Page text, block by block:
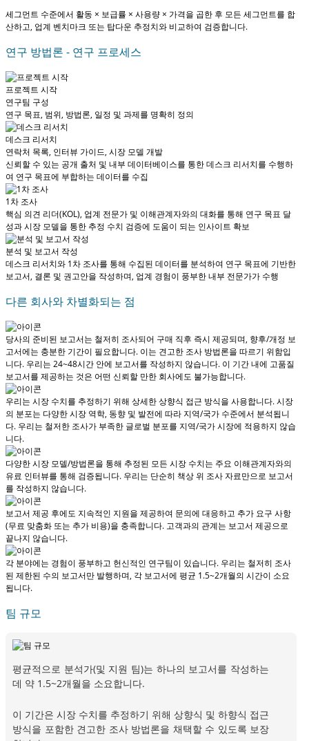
세그먼트 수준에서 활동 × 보급률 × 사용량 × 가격을 곱한 후 모든 세그먼트를 합
산하고, 업계 벤치마크 또는 탑다운 추정치와 비교하여 검증합니다.
연구 방법론 - 연구 프로세스
프로젝트 시작
연구팀 구성
연구 목표, 범위, 방법론, 일정 및 과제를 명확히 정의
데스크 리서치
연락처 목록, 인터뷰 가이드, 시장 모델 개발
신뢰할 수 있는 공개 출처 및 내부 데이터베이스를 통한 데스크 리서치를 수행하
여 연구 목표에 부합하는 데이터를 수집
1차 조사
핵심 의견 리더(KOL), 업계 전문가 및 이해관계자와의 대화를 통해 연구 목표 달
성과 시장 모델을 통한 추정 수치 검증에 도움이 되는 인사이트 확보
분석 및 보고서 작성
데스크 리서치와 1차 조사를 통해 수집된 데이터를 분석하여 연구 목표에 기반한
보고서, 결론 및 권고안을 작성하며, 업계 경험이 풍부한 내부 전문가가 수행
다른 회사와 차별화되는 점
당사의 준비된 보고서는 철저히 조사되어 구매 직후 즉시 제공되며, 향후/개정 보
고서에는 충분한 기간이 필요합니다. 이는 견고한 조사 방법론을 따르기 위함입
니다. 우리는 24~48시간 안에 보고서를 작성하지 않습니다. 이 기간 내에 고품질
보고서를 제공하는 것은 어떤 신뢰할 만한 회사에도 불가능합니다.
우리는 시장 수치를 추정하기 위해 상세한 상향식 접근 방식을 사용합니다. 시장
의 분포는 다양한 시장 역학, 동향 및 발전에 따라 지역/국가 수준에서 분석됩니
다. 우리는 철저한 조사가 부족한 글로벌 분포를 지역/국가 시장에 적용하지 않습
니다.
다양한 시장 모델/방법론을 통해 추정된 모든 시장 수치는 주요 이해관계자와의
유료 인터뷰를 통해 검증됩니다. 우리는 단순히 책상 위 조사 자료만으로 보고서
를 작성하지 않습니다.
보고서 제공 후에도 지속적인 지원을 제공하여 문의에 대응하고 추가 요구 사항
(무료 맞춤화 또는 추가 비용)을 충족합니다. 고객과의 관계는 보고서 제공으로
끝나지 않습니다.
각 분야에는 경험이 풍부하고 헌신적인 연구팀이 있습니다. 우리는 철저히 조사
된 제한된 수의 보고서만 발행하며, 각 보고서에 평균 1.5~2개월의 시간이 소요
됩니다.
팀 규모
평균적으로 분석가(및 지원 팀)는 하나의 보고서를 작성하는
데 약 1.5~2개월을 소요합니다.
이 기간은 시장 수치를 추정하기 위해 상향식 및 하향식 접근
방식을 포함한 견고한 조사 방법론을 채택할 수 있도록 보장